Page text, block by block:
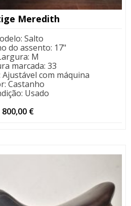
Meredith
: Salto
do assento: 17"
: M
marcada: 33
Ajustável com máquina
: Castanho
: Usado
800,00 €